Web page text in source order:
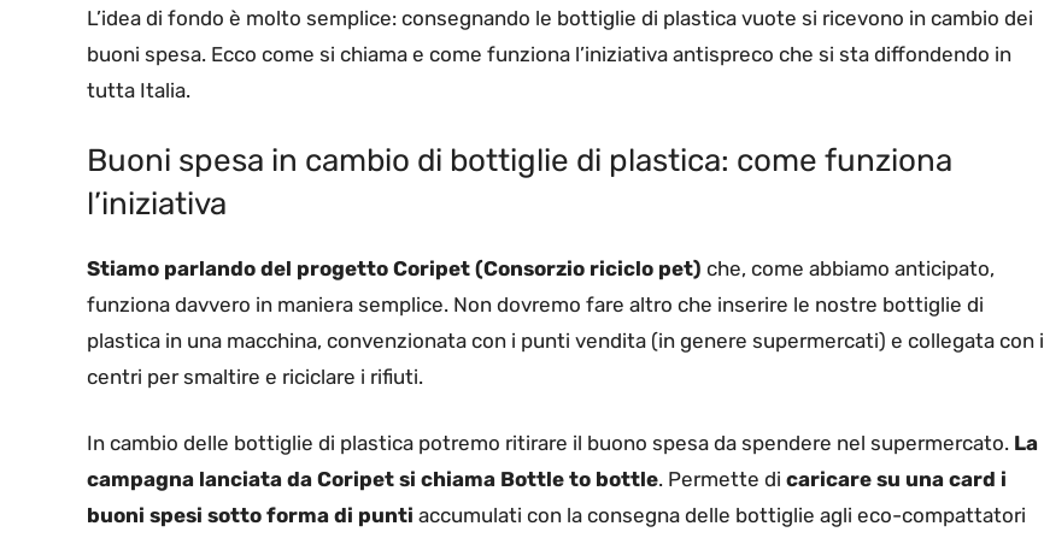
L’idea di fondo è molto semplice: consegnando le bottiglie di plastica vuote si ricevono in cambio dei
buoni spesa. Ecco come si chiama e come funziona l’iniziativa antispreco che si sta diffondendo in
tutta Italia.
Buoni spesa in cambio di bottiglie di plastica: come funziona
l’iniziativa
Stiamo parlando del progetto Coripet (Consorzio riciclo pet) che, come abbiamo anticipato,
funziona davvero in maniera semplice. Non dovremo fare altro che inserire le nostre bottiglie di
plastica in una macchina, convenzionata con i punti vendita (in genere supermercati) e collegata con i
centri per smaltire e riciclare i rifiuti.
In cambio delle bottiglie di plastica potremo ritirare il buono spesa da spendere nel supermercato. La
campagna lanciata da Coripet si chiama Bottle to bottle. Permette di caricare su una card i
buoni spesi sotto forma di punti accumulati con la consegna delle bottiglie agli eco-compattatori